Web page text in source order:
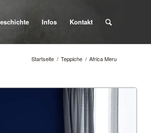
Infos Kontakt
Startseite / Teppiche / Africa Meru